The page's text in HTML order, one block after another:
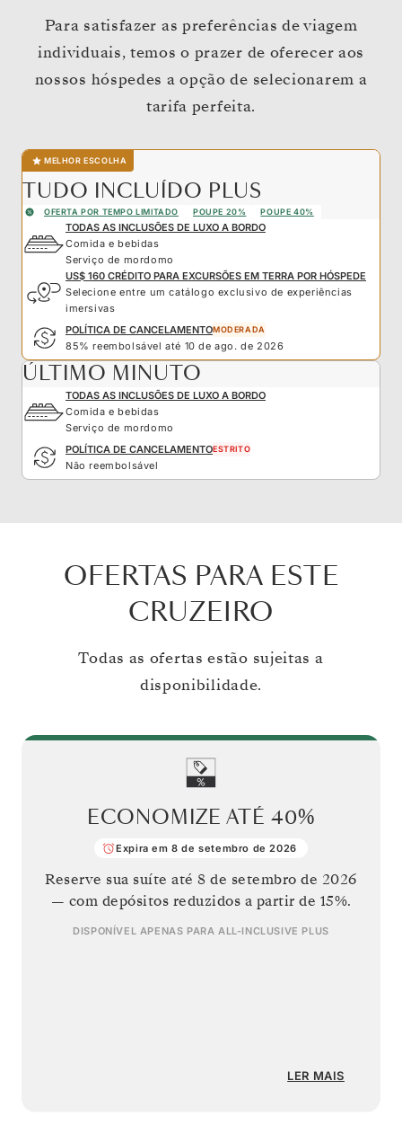
Para satisfazer as preferências de viagem
individuais, temos o prazer de oferecer aos
nossos hóspedes a opção de selecionarem a
tarifa perfeita.
MELHOR ESCOLHA
TUDO INCLUÍDO PLUS
OFERTA POR TEMPO LIMITADO POUPE 20% POUPE 40%
TODAS AS INCLUSÕES DE LUXO A BORDO
Comida e bebidas
Serviço de mordomo
US$ 160 CRÉDITO PARA EXCURSÕES EM TERRA POR HÓSPEDE
Selecione entre um catálogo exclusivo de experiências
imersivas
POLÍTICA DE CANCELAMENTOMODERADA
85% reembolsável até 10 de ago. de 2026
ÚLTIMO MINUTO
TODAS AS INCLUSÕES DE LUXO A BORDO
Comida e bebidas
Serviço de mordomo
POLÍTICA DE CANCELAMENTOESTRITO
Não reembolsável
OFERTAS PARA ESTE
CRUZEIRO
Todas as ofertas estão sujeitas a
disponibilidade.
ECONOMIZE ATÉ 40%
Expira em 8 de setembro de 2026
Reserve sua suíte até8 de setembro de 2026
— com depósitos reduzidos a partir de 15%.
DISPONÍVEL APENAS PARA ALL-INCLUSIVE PLUS
LER MAIS